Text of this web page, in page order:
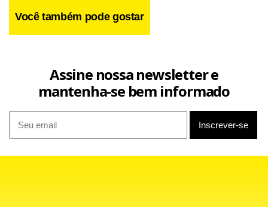
A polícia encontrou 60 corpos nas últimas 24 horas em
Bagdá,medicationsa maioria amarrados e com marcas de
Você também pode gostar
Assine nossa newsletter e
mantenha-se bem informado